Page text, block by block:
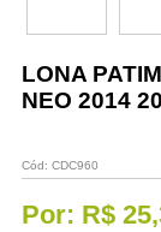
Vestuário
Promoções
LONA
NEO 2014
Cód: CDC960
Por: R$